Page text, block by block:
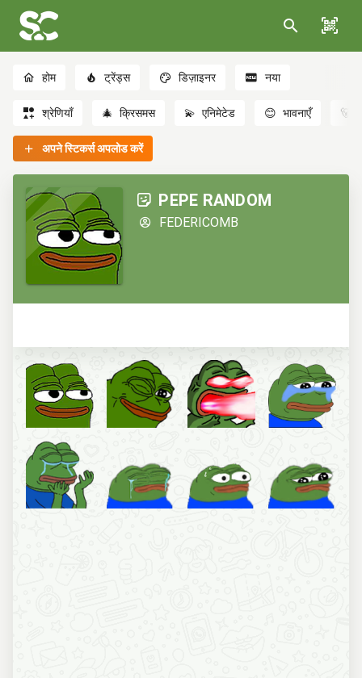
होम ट्रेंड्स डिज़ाइनर नया
श्रेणियाँ 🎄 क्रिसमस 💫 एनिमेटेड 😊 भावनाएँ 🐻
अपने स्टिकर्स अपलोड करें
PEPE RANDOM
FEDERICOMB